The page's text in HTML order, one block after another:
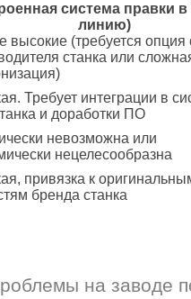
система правки
линию)
высокие (требуется опция
станка или
Требует интеграции в
и доработки ПО
невозможна или
нецелесообразна
привязка к
бренда станка
на